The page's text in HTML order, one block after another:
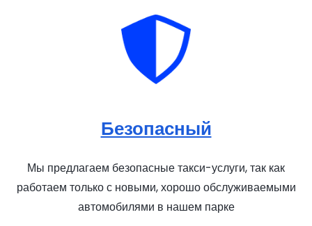
Безопасный
Мы предлагаем безопасные такси-услуги, так как
работаем только с новыми, хорошо обслуживаемыми
автомобилями в нашем парке